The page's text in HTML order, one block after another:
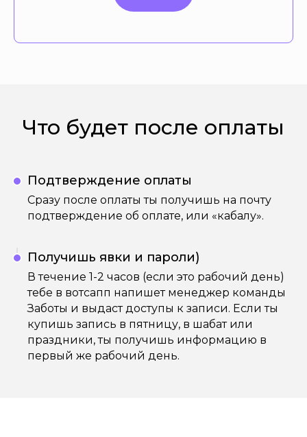
Что будет после оплаты
Подтверждение оплаты
Сразу после оплаты ты получишь на почту
подтверждение об оплате, или «кабалу».
Получишь явки и пароли)
В течение 1-2 часов (если это рабочий день)
тебе в вотсапп напишет менеджер команды
Заботы и выдаст доступы к записи. Если ты
купишь запись в пятницу, в шабат или
праздники, ты получишь информацию в
первый же рабочий день.